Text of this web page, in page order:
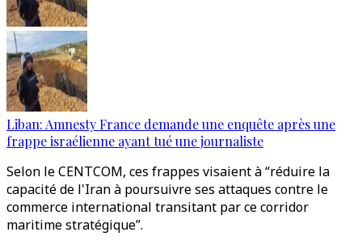
Liban: Amnesty France demande une enquête après une
frappe israélienne ayant tué une journaliste
Selon le CENTCOM, ces frappes visaient à “réduire la
capacité de l'Iran à poursuivre ses attaques contre le
commerce international transitant par ce corridor
maritime stratégique”.